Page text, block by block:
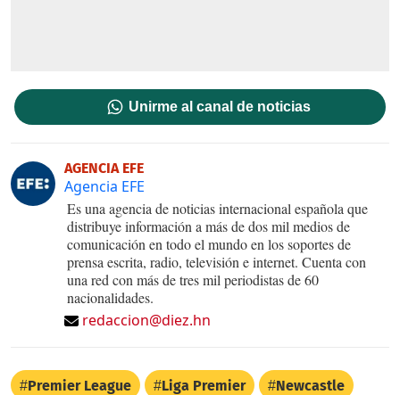
Unirme al canal de noticias
AGENCIA EFE
Agencia EFE
Es una agencia de noticias internacional española que
distribuye información a más de dos mil medios de
comunicación en todo el mundo en los soportes de
prensa escrita, radio, televisión e internet. Cuenta con
una red con más de tres mil periodistas de 60
nacionalidades.
redaccion@diez.hn
Premier League Liga Premier Newcastle